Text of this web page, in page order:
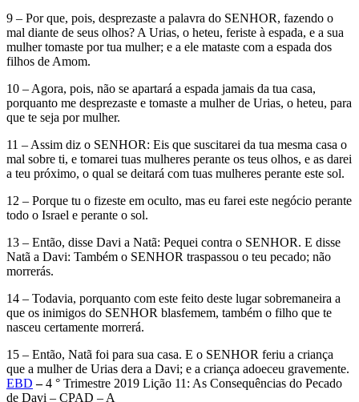
9 – Por que, pois, desprezaste a palavra do SENHOR, fazendo o
mal diante de seus olhos? A Urias, o heteu, feriste à espada, e a sua
mulher tomaste por tua mulher; e a ele mataste com a espada dos
filhos de Amom.
10 – Agora, pois, não se apartará a espada jamais da tua casa,
porquanto me desprezaste e tomaste a mulher de Urias, o heteu, para
que te seja por mulher.
11 – Assim diz o SENHOR: Eis que suscitarei da tua mesma casa o
mal sobre ti, e tomarei tuas mulheres perante os teus olhos, e as darei
a teu próximo, o qual se deitará com tuas mulheres perante este sol.
12 – Porque tu o fizeste em oculto, mas eu farei este negócio perante
todo o Israel e perante o sol.
13 – Então, disse Davi a Natã: Pequei contra o SENHOR. E disse
Natã a Davi: Também o SENHOR traspassou o teu pecado; não
morrerás.
14 – Todavia, porquanto com este feito deste lugar sobremaneira a
que os inimigos do SENHOR blasfemem, também o filho que te
nasceu certamente morrerá.
15 – Então, Natã foi para sua casa. E o SENHOR feriu a criança
que a mulher de Urias dera a Davi; e a criança adoeceu gravemente.
EBD –4 ° Trimestre 2019 Lição 11: As Consequências do Pecado
de Davi – CPAD – A